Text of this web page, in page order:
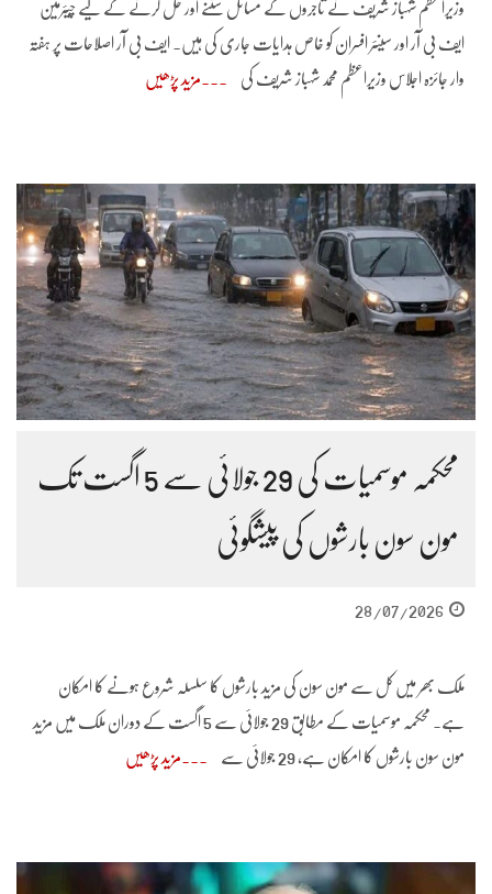
وزیراعظم شہباز شریف نے تاجروں کے مسائل سننے اور حل کرنے کے لیے چیئرمین
ایف بی آر اور سینئر افسران کو خاص ہدایات جاری کی ہیں۔ ایف بی آر اصلاحات پر ہفتہ
وار جائزہ اجلاس وزیراعظم محمد شہباز شریف کی مزید پڑھیں
محکمہ موسمیات کی 29 جولائی سے 5 اگست تک
مون سون بارشوں کی پیشگوئی
28/07/2026
ملک بھر میں کل سے مون سون کی مزید بارشوں کا سلسلہ شروع ہونے کا امکان
ہے۔ محکمہ موسمیات کے مطابق 29 جولائی سے 5 اگست کے دوران ملک میں مزید
مون سون بارشوں کا امکان ہے، 29 جولائی سے مزید پڑھیں